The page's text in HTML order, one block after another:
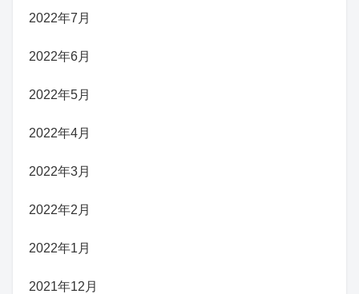
2022年7月
2022年6月
2022年5月
2022年4月
2022年3月
2022年2月
2022年1月
2021年12月